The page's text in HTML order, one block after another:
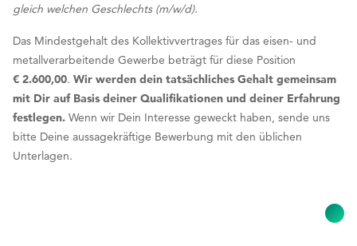
gleich welchen Geschlechts (m/w/d).
Das Mindestgehalt des Kollektivvertrages für das eisen- und
metallverarbeitende Gewerbe beträgt für diese Position
€ 2.600,00. Wir werden dein tatsächliches Gehalt gemeinsam
mit Dir auf Basis deiner Qualifikationen und deiner Erfahrung
festlegen. Wenn wir Dein Interesse geweckt haben, sende uns
bitte Deine aussagekräftige Bewerbung mit den üblichen
Unterlagen.